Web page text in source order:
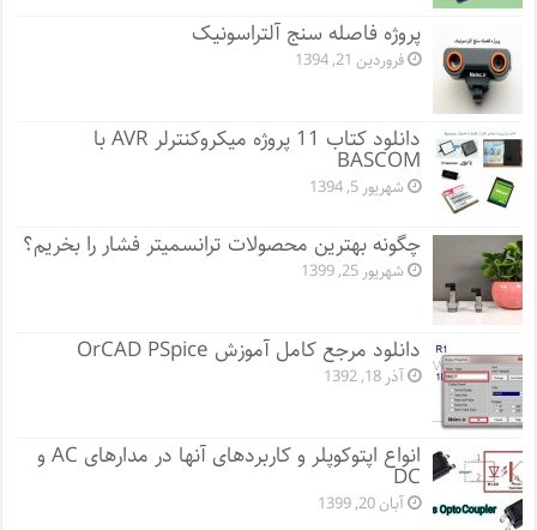
پروژه فاصله سنج آلتراسونیک
فروردین 21, 1394
دانلود کتاب 11 پروژه میکروکنترلر AVR با
BASCOM
شهریور 5, 1394
چگونه بهترین محصولات ترانسمیتر فشار را بخریم؟
شهریور 25, 1399
دانلود مرجع کامل آموزش OrCAD PSpice
آذر 18, 1392
انواع اپتوکوپلر و کاربردهای آنها در مدارهای AC و
DC
آبان 20, 1399